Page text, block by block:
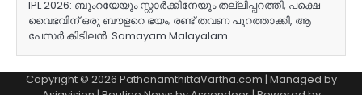
IPL 2026: ബുംറയേയും സ്റ്റാർക്കിനേയും തല്ലിപ്പറത്തി, പക്ഷെ
വെെഭവിന് ഒരു ബൗളറെ ഭയം; രണ്ട് തവണ പുറത്താക്കി, ആ
പേസർ കിടിലൻ Samayam Malayalam
Copyright © 2026 PathanamthittaVartha.com | Managed by